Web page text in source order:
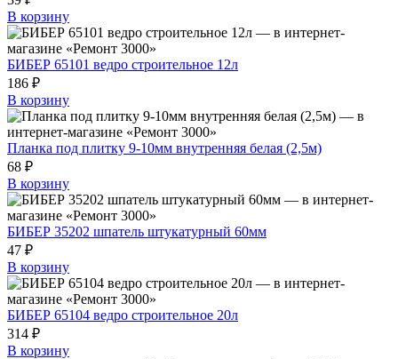
В корзину
БИБЕР 65101 ведро строительное 12л
186 ₽
В корзину
Планка под плитку 9-10мм внутренняя белая (2,5м)
68 ₽
В корзину
БИБЕР 35202 шпатель штукатурный 60мм
47 ₽
В корзину
БИБЕР 65104 ведро строительное 20л
314 ₽
В корзину